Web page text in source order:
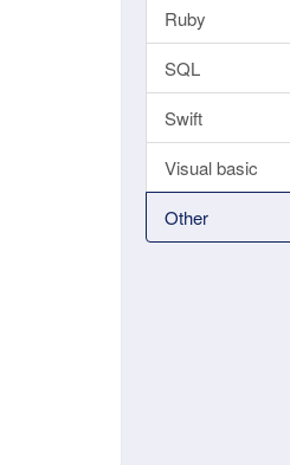
Ruby
SQL
Swift
Visual basic
Other